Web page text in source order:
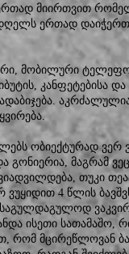
მიირთვით
ერთად
მობილური
კანფეტებისა და
ობიექტურად ვერ
გონიერია, მაგრამ
თუკი
ვუყიდით 4 წლის
საგულდაგულოდ
ისეთი სათამაშო,
რომ მცირეწლოვან